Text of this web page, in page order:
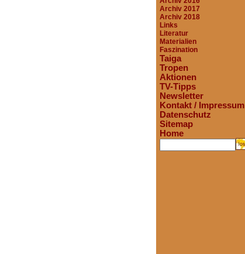
Archiv 2017
Archiv 2018
Links
Literatur
Materialien
Faszination
Taiga
Tropen
Aktionen
TV-Tipps
Newsletter
Kontakt / Impressum
Datenschutz
Sitemap
Home